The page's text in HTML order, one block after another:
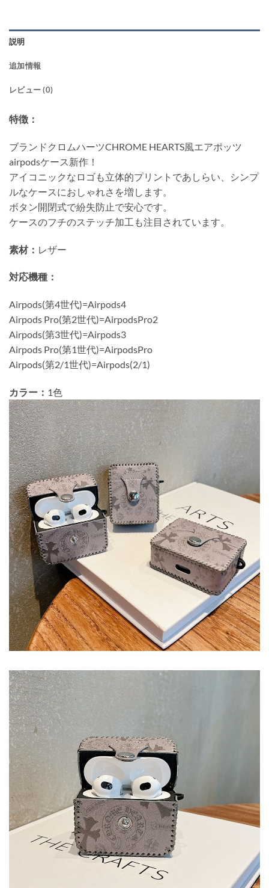
説明
追加情報
レビュー (0)
特徴：
ブランドクロムハーツCHROME HEARTS風エアポッツ
airpodsケース新作！
アイコニックなロゴも立体的プリントであしらい、シンプ
ルなケースにおしゃれさを増します。
ボタン開閉式で紛失防止で安心です。
ケースのフチのステッチ加工も注目されています。
素材： レザー
対応機種：
Airpods(第4世代)=Airpods4
Airpods Pro(第2世代)=AirpodsPro2
Airpods(第3世代)=Airpods3
Airpods Pro(第1世代)=AirpodsPro
Airpods(第2/1世代)=Airpods(2/1)
カラー： 1色